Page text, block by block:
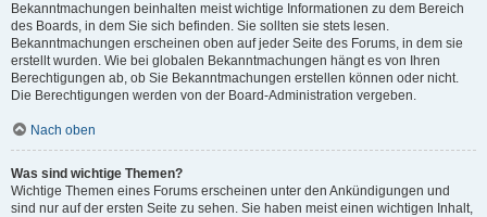
Bekanntmachungen beinhalten meist wichtige Informationen zu dem Bereich
des Boards, in dem Sie sich befinden. Sie sollten sie stets lesen.
Bekanntmachungen erscheinen oben auf jeder Seite des Forums, in dem sie
erstellt wurden. Wie bei globalen Bekanntmachungen hängt es von Ihren
Berechtigungen ab, ob Sie Bekanntmachungen erstellen können oder nicht.
Die Berechtigungen werden von der Board-Administration vergeben.
Nach oben
Was sind wichtige Themen?
Wichtige Themen eines Forums erscheinen unter den Ankündigungen und
sind nur auf der ersten Seite zu sehen. Sie haben meist einen wichtigen Inhalt,